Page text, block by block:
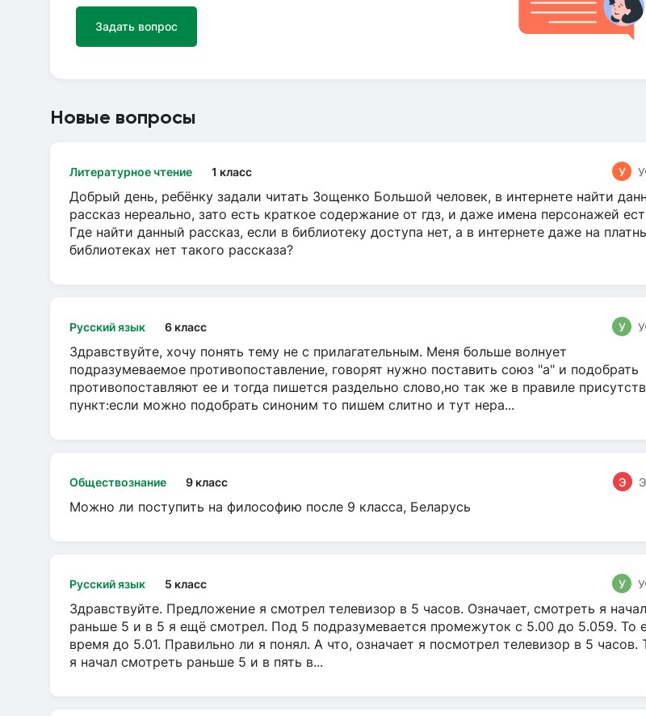
Задать вопрос
Новые вопросы
Литературное чтение 1 класс У
Добрый день, ребёнку задали читать Зощенко Большой человек, в интернете найти
рассказ нереально, зато есть краткое содержание от гдз, и даже имена персонажей
Где найти данный рассказ, если в библиотеку доступа нет, а в интернете даже на
библиотеках нет такого рассказа?
Русский язык 6 класс У
Здравствуйте, хочу понять тему не с прилагательным. Меня больше волнует
подразумеваемое противопоставление, говорят нужно поставить союз "а" и подобрать
противопоставляют ее и тогда пишется раздельно слово,но так же в правиле
пункт:если можно подобрать синоним то пишем слитно и тут нера...
Обществознание 9 класс Э
Можно ли поступить на философию после 9 класса, Беларусь
Русский язык 5 класс У
Здравствуйте. Предложение я смотрел телевизор в 5 часов. Означает, смотреть я начал
раньше 5 и в 5 я ещё смотрел. Под 5 подразумевается промежуток с 5.00 до 5.059. То
время до 5.01. Правильно ли я понял. А что, означает я посмотрел телевизор в 5 часов.
я начал смотреть раньше 5 и в пять в...